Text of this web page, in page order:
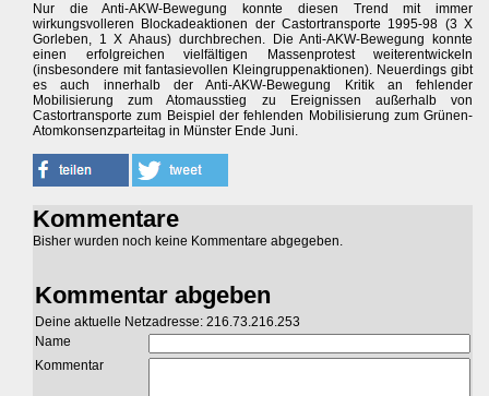
Nur die Anti-AKW-Bewegung konnte diesen Trend mit immer
wirkungsvolleren Blockadeaktionen der Castortransporte 1995-98 (3 X
Gorleben, 1 X Ahaus) durchbrechen. Die Anti-AKW-Bewegung konnte
einen erfolgreichen vielfältigen Massenprotest weiterentwickeln
(insbesondere mit fantasievollen Kleingruppenaktionen). Neuerdings gibt
es auch innerhalb der Anti-AKW-Bewegung Kritik an fehlender
Mobilisierung zum Atomausstieg zu Ereignissen außerhalb von
Castortransporte zum Beispiel der fehlenden Mobilisierung zum Grünen-
Atomkonsenzparteitag in Münster Ende Juni.
Kommentare
Bisher wurden noch keine Kommentare abgegeben.
Kommentar abgeben
Deine aktuelle Netzadresse: 216.73.216.253
Name
Kommentar